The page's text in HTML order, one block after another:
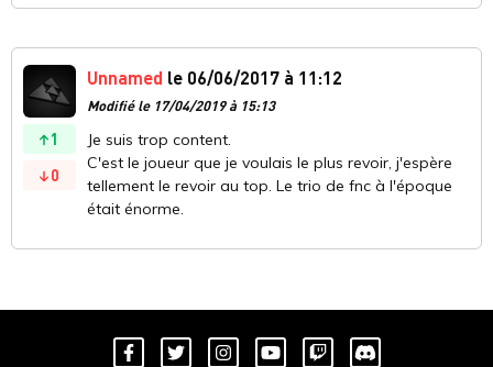
1
0
Unnamed le 06/06/2017 à 11:12
Modifié le 17/04/2019 à 15:13
Je suis trop content.
C'est le joueur que je voulais le plus revoir, j'espère
tellement le revoir au top. Le trio de fnc à l'époque
était énorme.